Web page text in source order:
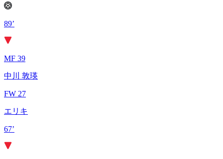
89’
MF 39
中川 敦瑛
FW 27
エリキ
67’